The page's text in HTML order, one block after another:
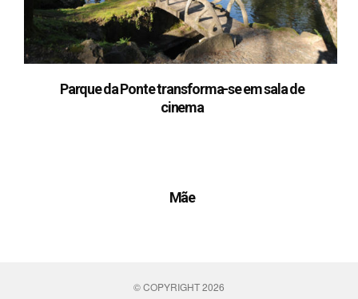
Parque da Ponte transforma-se em sala de
cinema
Mãe
© COPYRIGHT 2026